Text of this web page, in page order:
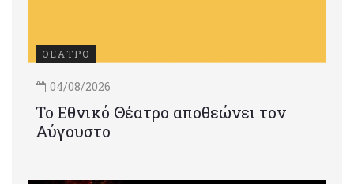
ΘΕΑΤΡΟ
04/08/2026
Το Εθνικό Θέατρο αποθεώνει τον
Αύγουστο